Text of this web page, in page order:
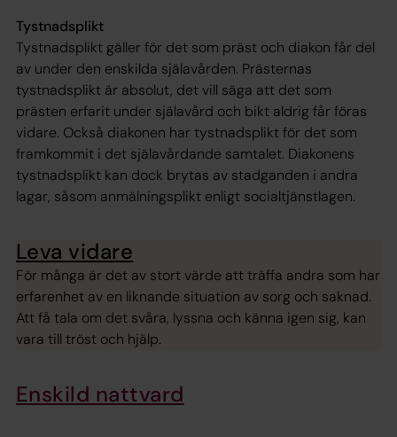
Tystnadsplikt
Tystnadsplikt gäller för det som präst och diakon får del
av under den enskilda själavården. Prästernas
tystnadsplikt är absolut, det vill säga att det som
prästen erfarit under själavård och bikt aldrig får föras
vidare. Också diakonen har tystnadsplikt för det som
framkommit i det själavårdande samtalet. Diakonens
tystnadsplikt kan dock brytas av stadganden i andra
lagar, såsom anmälningsplikt enligt socialtjänstlagen.
Leva vidare
För många är det av stort värde att träffa andra som har
erfarenhet av en liknande situation av sorg och saknad.
Att få tala om det svåra, lyssna och känna igen sig, kan
vara till tröst och hjälp.
Enskild nattvard